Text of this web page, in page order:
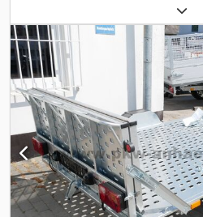
, yükleme
yükleme alanı genişliği:1.530 mm,
mm, Drive-on Ramp - Removable,
900 kg load capacity - Drive-on
extended - Continuously adjustable
telescopic crank support Side Walls,
drop sides made of galvanized steel,
With robust angle lever locks -
- With tension latch to secure the
Chassis and Frame - Optimum road
approved chassis with STEMA safety
with tilting drawbar - Coupling hitch
and welded chassis construction -